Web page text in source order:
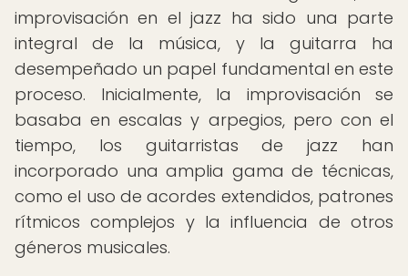
improvisación en el jazz ha sido una parte
integral de la música, y la guitarra ha
desempeñado un papel fundamental en este
proceso. Inicialmente, la improvisación se
basaba en escalas y arpegios, pero con el
tiempo, los guitarristas de jazz han
incorporado una amplia gama de técnicas,
como el uso de acordes extendidos, patrones
rítmicos complejos y la influencia de otros
géneros musicales.